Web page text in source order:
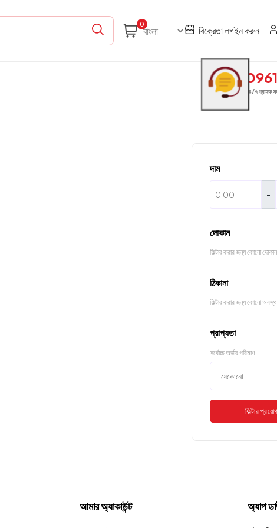
0
বিক্রেতা লগইন করুন
২৪/৭ গ্রাহক
দাম
-
দোকান
ফিল্টার করার জন্য কোনো
ঠিকানা
ফিল্টার করার জন্য কোনো
প্রাপ্যতা
সর্বোচ্চ অর্ডার পরিমাণ
ফিল্টার
আমার অ্যাকাউন্ট অ্যাপ